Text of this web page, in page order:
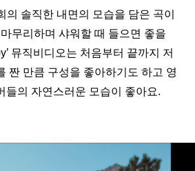
의 솔직한 내면의 모습을 담은 곡이
무리하며 샤워할 때 들으면 좋을
뮤직비디오는 처음부터 끝까지 저
짠 만큼 구성을 좋아하기도 하고 영
들의 자연스러운 모습이 좋아요.